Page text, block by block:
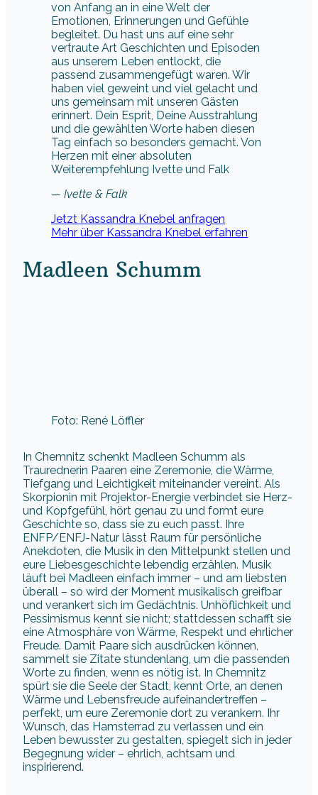
von Anfang an in eine Welt der
Emotionen, Erinnerungen und Gefühle
begleitet. Du hast uns auf eine sehr
vertraute Art Geschichten und Episoden
aus unserem Leben entlockt, die
passend zusammengefügt waren. Wir
haben viel geweint und viel gelacht und
uns gemeinsam mit unseren Gästen
erinnert. Dein Esprit, Deine Ausstrahlung
und die gewählten Worte haben diesen
Tag einfach so besonders gemacht. Von
Herzen mit einer absoluten
Weiterempfehlung Ivette und Falk
— Ivette & Falk
Jetzt Kassandra Knebel anfragen
Mehr über Kassandra Knebel erfahren
Madleen Schumm
Foto: René Löffler
In Chemnitz schenkt Madleen Schumm als
Traurednerin Paaren eine Zeremonie, die Wärme,
Tiefgang und Leichtigkeit miteinander vereint. Als
Skorpionin mit Projektor-Energie verbindet sie Herz-
und Kopfgefühl, hört genau zu und formt eure
Geschichte so, dass sie zu euch passt. Ihre
ENFP/ENFJ-Natur lässt Raum für persönliche
Anekdoten, die Musik in den Mittelpunkt stellen und
eure Liebesgeschichte lebendig erzählen. Musik
läuft bei Madleen einfach immer – und am liebsten
überall – so wird der Moment musikalisch greifbar
und verankert sich im Gedächtnis. Unhöflichkeit und
Pessimismus kennt sie nicht; stattdessen schafft sie
eine Atmosphäre von Wärme, Respekt und ehrlicher
Freude. Damit Paare sich ausdrücken können,
sammelt sie Zitate stundenlang, um die passenden
Worte zu finden, wenn es nötig ist. In Chemnitz
spürt sie die Seele der Stadt, kennt Orte, an denen
Wärme und Lebensfreude aufeinandertreffen –
perfekt, um eure Zeremonie dort zu verankern. Ihr
Wunsch, das Hamsterrad zu verlassen und ein
Leben bewusster zu gestalten, spiegelt sich in jeder
Begegnung wider – ehrlich, achtsam und
inspirierend.